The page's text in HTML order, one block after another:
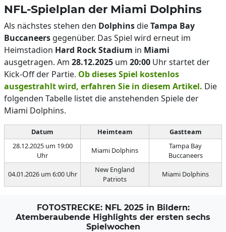
NFL-Spielplan der Miami Dolphins
Als nächstes stehen den DolphinsdieTampa Bay
Buccaneers gegenüber. Das Spiel wird erneut im
Heimstadion Hard Rock Stadium in Miami
ausgetragen. Am 28.12.2025 um 20:00 Uhr startet der
Kick-Off der Partie. Ob dieses Spiel kostenlos
ausgestrahlt wird, erfahren Sie in diesem Artikel. Die
folgenden Tabelle listet die anstehenden Spiele der
Miami Dolphins.
Datum Heimteam
Gastteam
28.12.2025 um 19:00
Uhr
Miami Dolphins
Tampa Bay
Buccaneers
04.01.2026 um 6:00 Uhr
New England
Patriots
Miami Dolphins
FOTOSTRECKE: NFL 2025 in Bildern:
Atemberaubende Highlights der ersten sechs
Spielwochen